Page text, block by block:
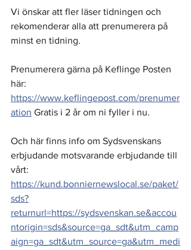
Vi önskar att fler läser tidningen och
rekomenderar alla att prenumerera på
minst en tidning.
Prenumerera gärna på Keflinge Posten
här:
https://www.keflingepost.com/prenumer
ation Gratis i 2 år om ni fyller i nu.
Och här finns info om Sydsvenskans
erbjudande motsvarande erbjudande till
vårt:
https://kund.bonniernewslocal.se/paket/
sds?
returnurl=https://sydsvenskan.se&accou
ntorigin=sds&source=ga_sdt&utm_camp
aign=ga_sdt&utm_source=ga&utm_medi